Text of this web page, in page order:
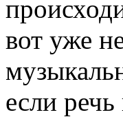
вот уже
если